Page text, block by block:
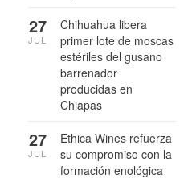
Chihuahua libera
primer lote de moscas
estériles del gusano
barrenador
producidas en
Chiapas
27
JUL
Ethica Wines refuerza
su compromiso con la
formación enológica
27
JUL